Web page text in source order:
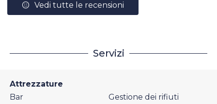
Vedi tutte le recensioni
Servizi
Attrezzature
Bar
Gestione dei rifiuti